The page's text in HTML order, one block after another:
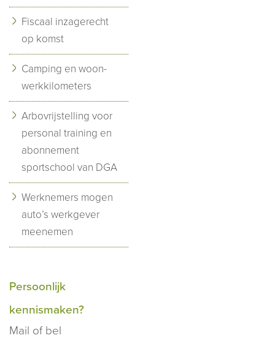
Fiscaal inzagerecht
op komst
Camping en woon-
werkkilometers
Arbovrijstelling voor
personal training en
abonnement
sportschool van DGA
Werknemers mogen
auto’s werkgever
meenemen
Persoonlijk
kennismaken?
Mail of bel